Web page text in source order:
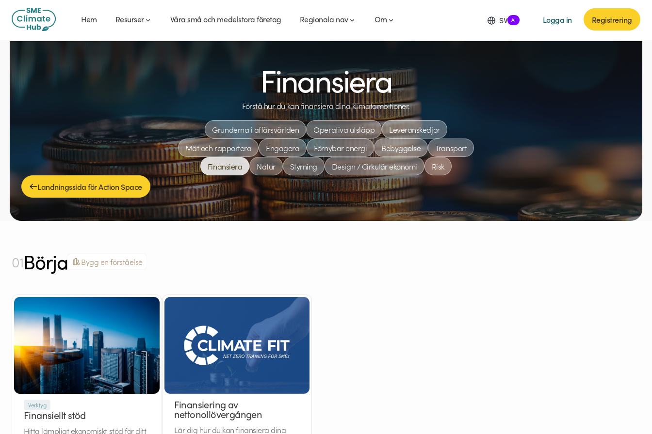
Hem Resurser Våra små och medelstora företag Regionala nav Om SV AI Logga in Registrering
Finansiera
Förstå hur du kan finansiera dina klimatambitioner.
Grunderna i affärsvärlden Operativa utsläpp
Leveranskedjor
Mät och rapportera
Engagera Förnybar energi Bebyggelse
Transport
Finansiera
Natur Styrning Design / Cirkulär ekonomi
Risk
Landningssida för Action Space
01Börja Bygg en förståelse
Verktyg
Finansiellt stöd
Hitta lämpligt ekonomiskt stöd för ditt
Finansiering av
nettonollövergången
Lär dig hur du kan finansiera dina